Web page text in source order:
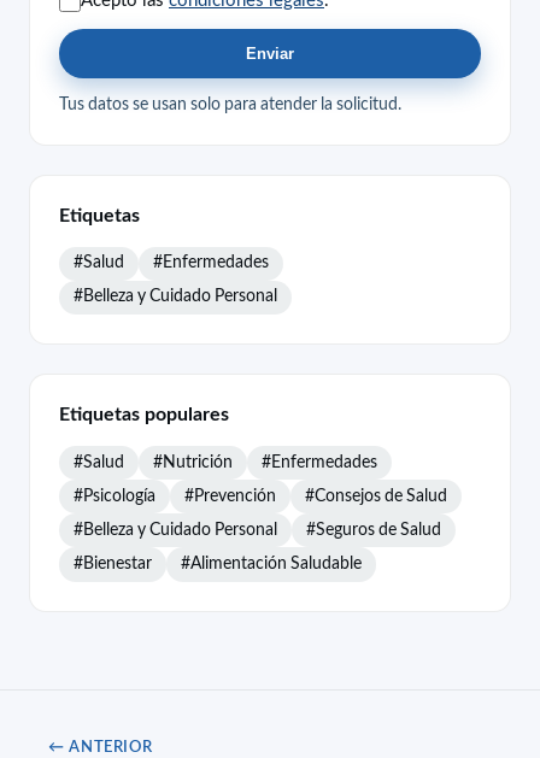
Enviar
Tus datos se usan solo para atender la solicitud.
Etiquetas
#Salud #Enfermedades
#Belleza y Cuidado Personal
Etiquetas populares
#Salud #Nutrición #Enfermedades
#Psicología #Prevención #Consejos de Salud
#Belleza y Cuidado Personal #Seguros de Salud
#Bienestar #Alimentación Saludable
← ANTERIOR